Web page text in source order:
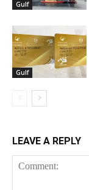
Gulf
Gulf
LEAVE A REPLY